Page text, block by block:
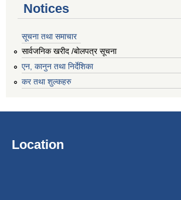
Notices
सूचना तथा समाचार
सार्वजनिक खरीद /बोलपत्र सूचना
एन, कानुन तथा निर्देशिका
कर तथा शुल्कहरु
Location